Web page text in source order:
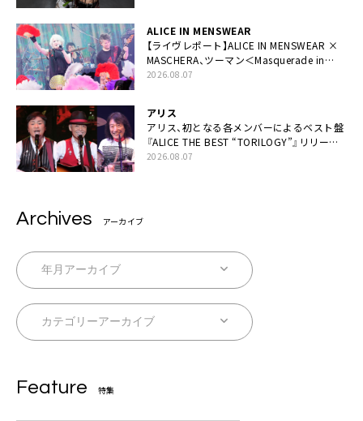
ALICE IN MENSWEAR
【ライヴレポート】ALICE IN MENSWEAR ×
MASCHERA、ツーマン＜Masquerade in
Wonderland＞に一夜限り豪華共演と14年
2026.08.07
アリス
アリス、初となる各メンバーによるベスト盤
『ALICE THE BEST “TORILOGY”』リリース
決定
2026.08.07
Archives アーカイブ
Feature 特集